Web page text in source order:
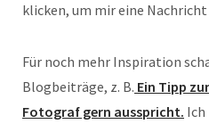
klicken, um mir eine Nachricht
Für noch mehr Inspiration
Blogbeiträge, z. B. Ein Tipp
Fotograf gern ausspricht. Ich